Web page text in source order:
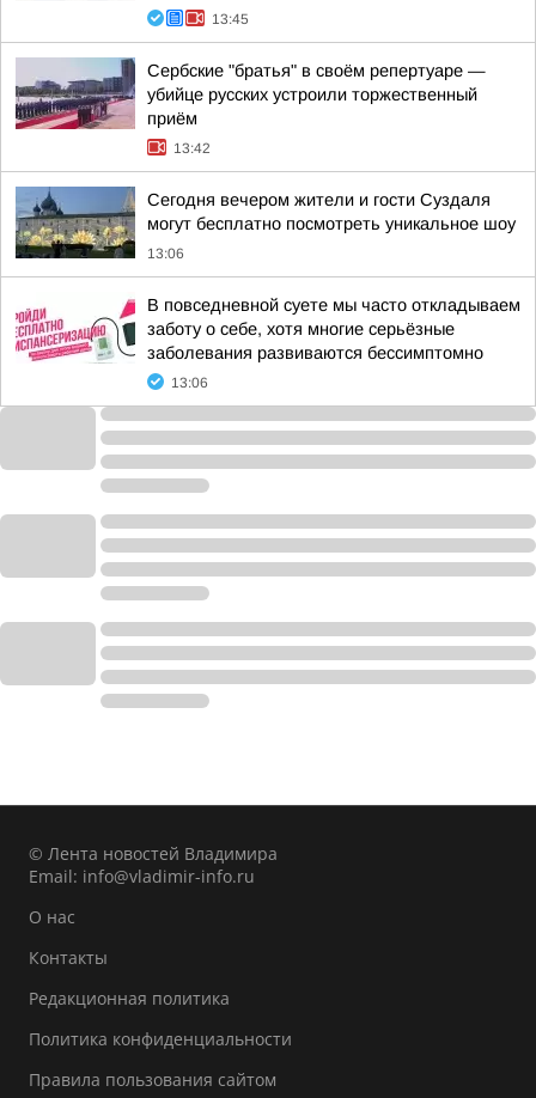
13:45
Сербские "братья" в своём репертуаре —
убийце русских устроили торжественный
приём
13:42
Сегодня вечером жители и гости Суздаля
могут бесплатно посмотреть уникальное шоу
13:06
В повседневной суете мы часто откладываем
заботу о себе, хотя многие серьёзные
заболевания развиваются бессимптомно
13:06
© Лента новостей Владимира
Email: info@vladimir-info.ru
О нас
Контакты
Редакционная политика
Политика конфиденциальности
Правила пользования сайтом